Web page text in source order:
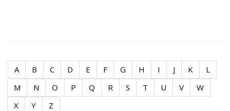
A B C D E F G H I J K
L
M
N O P Q R S T U V
W
X
Y Z